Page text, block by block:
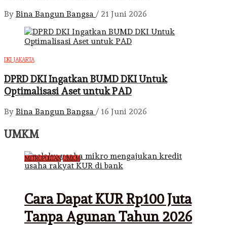
By Bina Bangun Bangsa / 21 Juni 2026
DKI JAKARTA
DPRD DKI Ingatkan BUMD DKI Untuk
Optimalisasi Aset untuk PAD
By Bina Bangun Bangsa / 16 Juni 2026
UMKM
METROPOLITAN UMKM
Cara Dapat KUR Rp100 Juta
Tanpa Agunan Tahun 2026